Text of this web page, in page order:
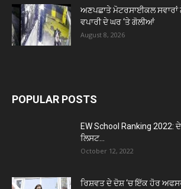
ਅਣਪਛਾਤੇ ਮੋਟਰਸਾਈਕਲ
ਵਪਾਰੀ ਦੇ ਘਰ ‘ਤੇ ਗੋਲੀਆਂ
August 8, 2026
POPULAR POSTS
EW School Ranking 2022:
ਲਿਸਟ...
October 12, 2022
ਰਿਸ਼ਵਤ ਦੇ ਦੋਸ਼ ‘ਚ ਇੱਕ ਹੋਰ